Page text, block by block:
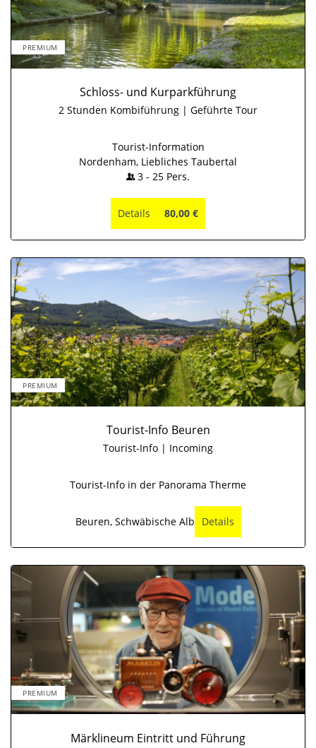
PREMIUM
Schloss- und Kurparkführung
2 Stunden Kombiführung | Geführte Tour
Tourist-Information
Nordenham, Liebliches Taubertal
3 - 25 Pers.
Details 80,00 €
PREMIUM
Tourist-Info Beuren
Tourist-Info | Incoming
Tourist-Info in der Panorama Therme
Beuren, Schwäbische Alb Details
PREMIUM
Märklineum Eintritt und Führung